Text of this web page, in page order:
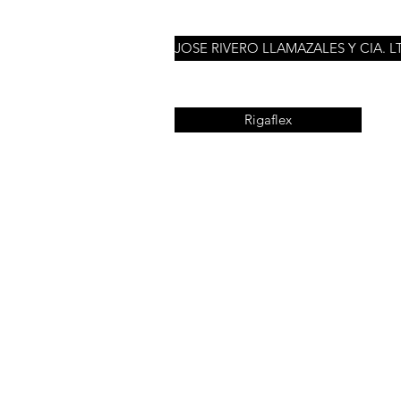
JOSE RIVERO LLAMAZALES Y CIA.
Rigaflex